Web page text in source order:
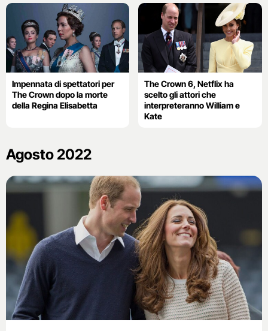
Impennata di spettatori per
The Crown dopo la morte
della Regina Elisabetta
The Crown 6, Netflix ha
scelto gli attori che
interpreteranno William e
Kate
Agosto 2022